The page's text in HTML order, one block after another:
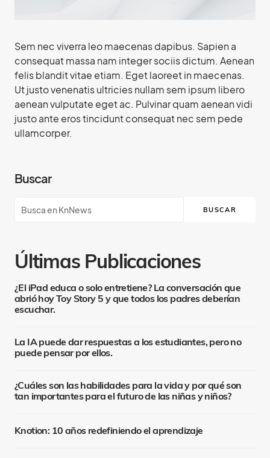
Sem nec viverra leo maecenas dapibus. Sapien a
consequat massa nam integer sociis dictum. Aenean
felis blandit vitae etiam. Eget laoreet in maecenas.
Ut justo venenatis ultricies nullam sem ipsum libero
aenean vulputate eget ac. Pulvinar quam aenean vidi
justo ante eros tincidunt consequat nec sem pede
ullamcorper.
Buscar
BUSCAR
Últimas Publicaciones
¿El iPad educa o solo entretiene? La conversación que
abrió hoy Toy Story 5 y que todos los padres deberían
escuchar.
La IA puede dar respuestas a los estudiantes, pero no
puede pensar por ellos.
¿Cuáles son las habilidades para la vida y por qué son
tan importantes para el futuro de las niñas y niños?
Knotion: 10 años redefiniendo el aprendizaje